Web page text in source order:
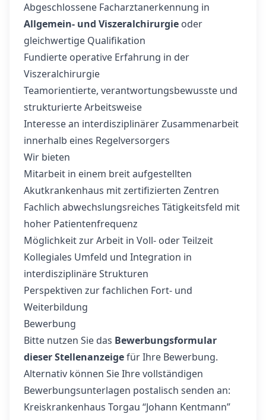
Abgeschlossene Facharztanerkennung in
Allgemein- und Viszeralchirurgie oder
gleichwertige Qualifikation
Fundierte operative Erfahrung in der
Viszeralchirurgie
Teamorientierte, verantwortungsbewusste und
strukturierte Arbeitsweise
Interesse an interdisziplinärer Zusammenarbeit
innerhalb eines Regelversorgers
Wir bieten
Mitarbeit in einem breit aufgestellten
Akutkrankenhaus mit zertifizierten Zentren
Fachlich abwechslungsreiches Tätigkeitsfeld mit
hoher Patientenfrequenz
Möglichkeit zur Arbeit in Voll- oder Teilzeit
Kollegiales Umfeld und Integration in
interdisziplinäre Strukturen
Perspektiven zur fachlichen Fort- und
Weiterbildung
Bewerbung
Bitte nutzen Sie das Bewerbungsformular
dieser Stellenanzeigefür Ihre Bewerbung.
Alternativ können Sie Ihre vollständigen
Bewerbungsunterlagen postalisch senden an:
Kreiskrankenhaus Torgau “Johann Kentmann”